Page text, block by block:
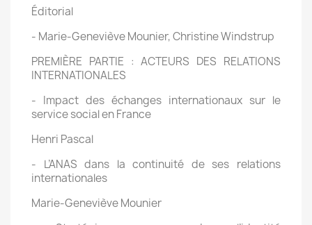
Éditorial
- Marie-Geneviève Mounier, Christine Windstrup
PREMIÈRE PARTIE : ACTEURS DES RELATIONS
INTERNATIONALES
- Impact des échanges internationaux sur le
service social en France
Henri Pascal
- L’ANAS dans la continuité de ses relations
internationales
Marie-Geneviève Mounier